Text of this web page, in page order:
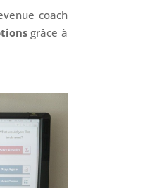
coach
grâce à